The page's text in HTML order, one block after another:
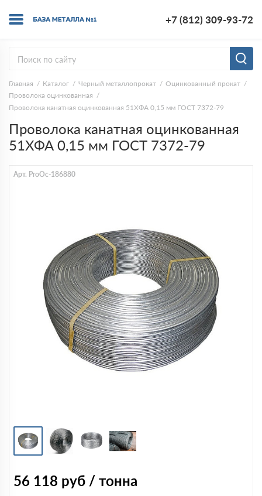
+7 (812) 309-93-72
Главная Каталог Черный металлопрокат
Оцинкованный прокат
Проволока оцинкованная
Проволока канатная оцинкованная 51ХФА 0,15 мм ГОСТ 7372-79
Проволока канатная оцинкованная
51ХФА 0,15 мм ГОСТ 7372-79
Арт. ProOc-186880
56 118 руб / тонна